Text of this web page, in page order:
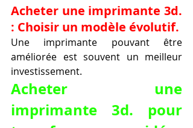
Acheter une imprimante 3d.
: Choisir un modèle évolutif.
Une imprimante pouvant être
améliorée est souvent un meilleur
investissement.
Acheter une
imprimante 3d. pour